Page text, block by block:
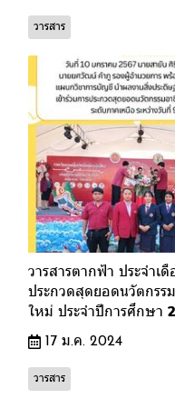
วารสาร
วารสารตากฟ้า ประจำ
ประกวดสุดยอดนวัตกร
ใหม่ ประจำปีการศึกษา
17 ม.ค. 2024
วารสาร